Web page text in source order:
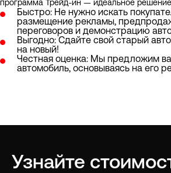
программа Трейд-ин — идеальное
Быстро: Не нужно искать
размещение рекламы,
переговоров и демонстрацию
Выгодно: Сдайте свой старый
на новый!
Честная оценка: Мы предложим
автомобиль, основываясь на его
Узнайте